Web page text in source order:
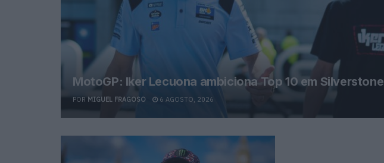
MotoGP: Iker Lecuona ambiciona Top 10 em Silverstone
POR MIGUEL FRAGOSO 6 AGOSTO, 2026